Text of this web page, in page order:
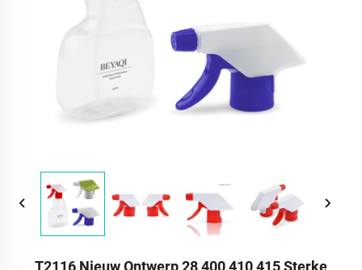
T2116 Nieuw Ontwerp 28 400 410 415 Sterke